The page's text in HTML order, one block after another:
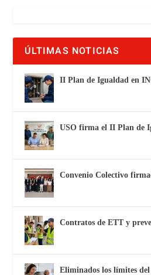
ÚLTIMAS NOTICIAS
II Plan de Igualdad en
USO firma el II Plan de
Convenio Colectivo
Contratos de ETT y
Eliminados los límites